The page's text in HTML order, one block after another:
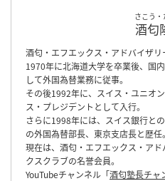
さこう
酒匂
酒匂・エフエックス・アドバイザリ
1970年に北海道大学を卒業後、国
して外国為替業務に従事。
その後1992年に、スイス・ユニオ
ス・プレジデントとして入行。
さらに1998年には、スイス銀行と
の外国為替部長、東京支店長と歴任。
現在は、酒匂・エフエックス・ア
クスクラブの名誉会員。
YouTubeチャンネル「酒匂塾長チャ